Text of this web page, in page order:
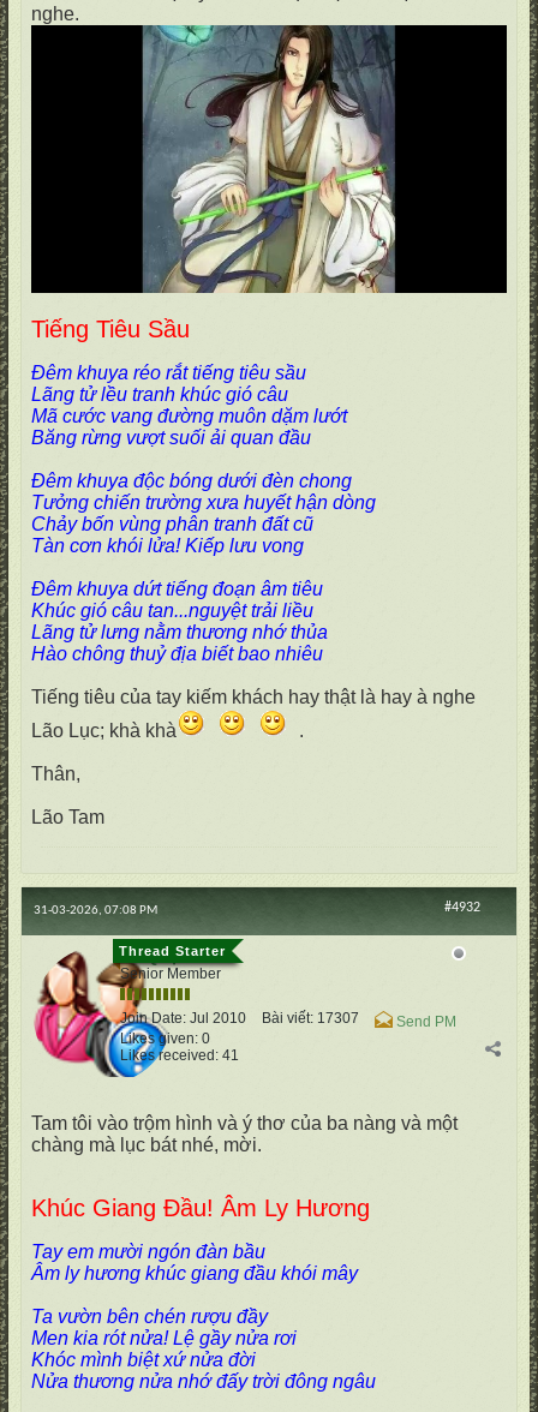
nghe.
Tiếng Tiêu Sầu
Đêm khuya réo rắt tiếng tiêu sầu
Lãng tử lều tranh khúc gió câu
Mã cước vang đường muôn dặm lướt
Băng rừng vượt suối ải quan đầu
Đêm khuya độc bóng dưới đèn chong
Tưởng chiến trường xưa huyết hận dòng
Chảy bốn vùng phân tranh đất cũ
Tàn cơn khói lửa! Kiếp lưu vong
Đêm khuya dứt tiếng đoạn âm tiêu
Khúc gió câu tan...nguyệt trải liều
Lãng tử lưng nằm thương nhớ thủa
Hào chông thuỷ địa biết bao nhiêu
Tiếng tiêu của tay kiếm khách hay thật là hay à nghe
Lão Lục; khà khà
.
Thân,
Lão Tam
#4932
31-03-2026, 07:08 PM
cố Quận
Senior Member
Join Date: Jul 2010 Bài viết: 17307
Send PM
Likes given: 0
Likes received: 41
Tam tôi vào trộm hình và ý thơ của ba nàng và một
chàng mà lục bát nhé, mời.
Khúc Giang Đầu! Âm Ly Hương
Tay em mười ngón đàn bầu
Âm ly hương khúc giang đầu khói mây
Ta vườn bên chén rượu đầy
Men kia rót nửa! Lệ gầy nửa rơi
Khóc mình biệt xứ nửa đời
Nửa thương nửa nhớ đấy trời đông ngâu